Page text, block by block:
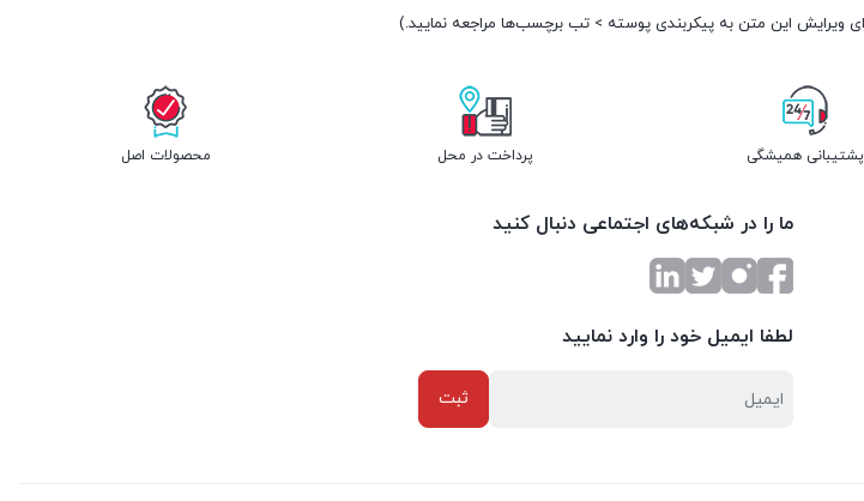
پشتیبانی همیشگی پرداخت در محل محصولات اصل
ما را در شبکه‌های اجتماعی دنبال کنید
لطفا ایمیل خود را وارد نمایید